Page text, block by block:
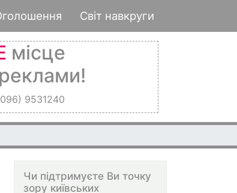
Світ навкруги
місце
реклами!
9531240
Чи підтримуєте Ви точку
зору київських